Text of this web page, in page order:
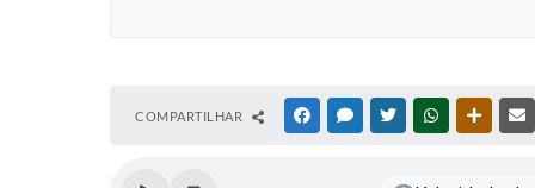
COMPARTILHAR FACEBOOKMESSENGER
TWITTERWHATSAPP